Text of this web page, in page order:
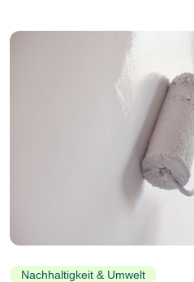
Nachhaltigkeit & Umwelt